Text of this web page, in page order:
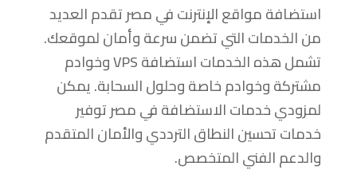
استضافة مواقع الإنترنت في مصر تقدم العديد
من الخدمات التي تضمن سرعة وأمان لموقعك.
تشمل هذه الخدمات استضافة VPS وخوادم
مشتركة وخوادم خاصة وحلول السحابة. يمكن
لمزودي خدمات الاستضافة في مصر توفير
خدمات تحسين النطاق الترددي والأمان المتقدم
والدعم الفني المتخصص.